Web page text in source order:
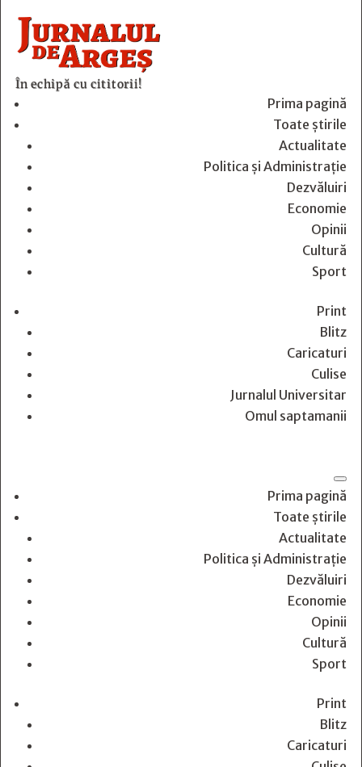
În echipă cu cititorii!
Prima pagină
Toate știrile
Actualitate
Politica și Administrație
Dezvăluiri
Economie
Opinii
Cultură
Sport
Print
Blitz
Caricaturi
Culise
Jurnalul Universitar
Omul saptamanii
Prima pagină
Toate știrile
Actualitate
Politica și Administrație
Dezvăluiri
Economie
Opinii
Cultură
Sport
Print
Blitz
Caricaturi